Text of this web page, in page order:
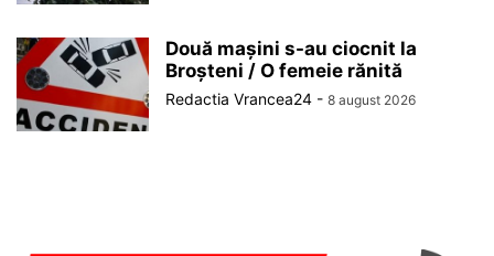
Două mașini s-au ciocnit la
Broșteni / O femeie rănită
Redactia Vrancea24 - 8 august 2026